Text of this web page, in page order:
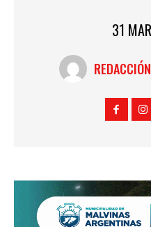
31